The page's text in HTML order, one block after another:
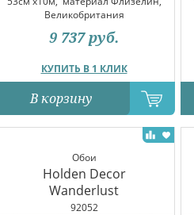
Великобритания
КУПИТЬ В 1 КЛИК
9 737 руб.
В корзину
Обои
Holden Decor
Wanderlust
92052